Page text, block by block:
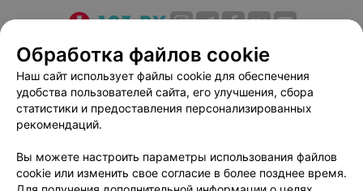
О проекте Новости проекта
Размещение рекламы
Медицинский маркетинг
Публичный договор
Пользовательское соглашение
Способы оплаты
Вакансии
Партнеры
Написать в поддержку
Персональные настройки cookie
Обработка файлов cookie
Наш сайт использует файлы cookie для обеспечения
удобства пользователей сайта, его улучшения, сбора
статистики и предоставления персонализированных
рекомендаций.
Вы можете настроить параметры использования файлов
cookie или изменить свое согласие в более позднее время.